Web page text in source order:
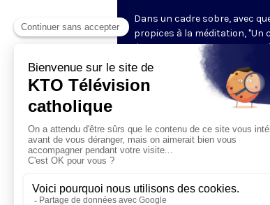
Dans un cadre sobre, avec
propices à la méditation, "Un
écoute" donne toute sa place
sur le ton de l’intime. Cyril
un invité pour 26 minutes
vie, d’une intense expérience
vivante et incarnée par des
Visiter la page de